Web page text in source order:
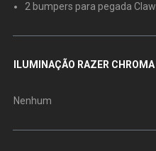
2 bumpers para pegada Claw
ILUMINAÇÃO RAZER CHROMA
Nenhum